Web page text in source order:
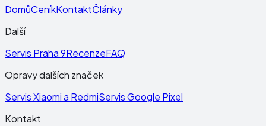
DomůCeníkKontaktČlánky
Další
Servis Praha 9RecenzeFAQ
Opravy dalších značek
Servis Xiaomi a RedmiServis Google Pixel
Kontakt